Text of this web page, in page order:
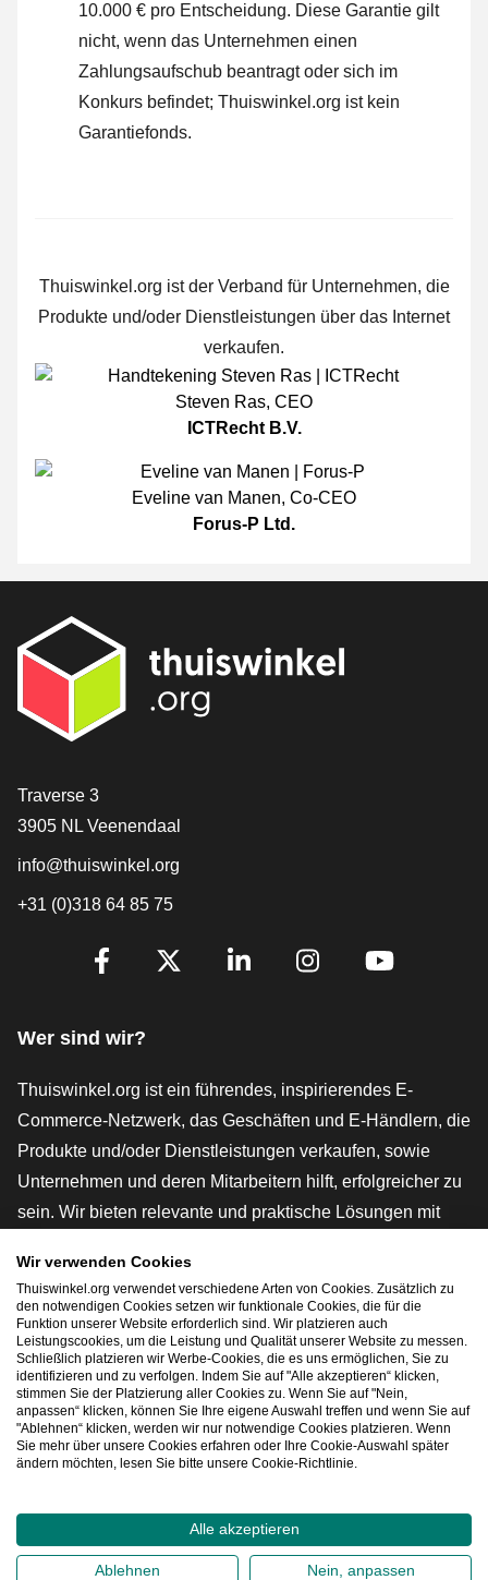
10.000 € pro Entscheidung. Diese Garantie gilt
nicht, wenn das Unternehmen einen
Zahlungsaufschub beantragt oder sich im
Konkurs befindet; Thuiswinkel.org ist kein
Garantiefonds.
Thuiswinkel.org ist der Verband für Unternehmen, die
Produkte und/oder Dienstleistungen über das Internet
verkaufen.
Steven Ras, CEO
ICTRecht B.V.
Eveline van Manen, Co-CEO
Forus-P Ltd.
[_General:Contact]
Traverse 3
3905 NL Veenendaal
info@thuiswinkel.org
+31 (0)318 64 85 75
[_General:SocialMediaTitle]
Wer sind wir?
Thuiswinkel.org ist ein führendes, inspirierendes E-
Commerce-Netzwerk, das Geschäften und E-Händlern, die
Produkte und/oder Dienstleistungen verkaufen, sowie
Unternehmen und deren Mitarbeitern hilft, erfolgreicher zu
sein. Wir bieten relevante und praktische Lösungen mit
rechtlichen Instrumenten und Beratung,
Interessenvertretung, Marktforschung und verfügen über
eine eigene Bildungsplattform, die Thuiswinkel e-
Academy.
Schnelles Navigieren
2026©Thuiswinkel.org
Wir verwenden Cookies
Thuiswinkel.org verwendet verschiedene Arten von Cookies. Zusätzlich zu
den notwendigen Cookies setzen wir funktionale Cookies, die für die
Funktion unserer Website erforderlich sind. Wir platzieren auch
Leistungscookies, um die Leistung und Qualität unserer Website zu messen.
Schließlich platzieren wir Werbe-Cookies, die es uns ermöglichen, Sie zu
identifizieren und zu verfolgen. Indem Sie auf "Alle akzeptieren“ klicken,
stimmen Sie der Platzierung aller Cookies zu. Wenn Sie auf "Nein,
anpassen“ klicken, können Sie Ihre eigene Auswahl treffen und wenn Sie auf
"Ablehnen“ klicken, werden wir nur notwendige Cookies platzieren. Wenn
Sie mehr über unsere Cookies erfahren oder Ihre Cookie-Auswahl später
ändern möchten, lesen Sie bitte unsere Cookie-Richtlinie.
Alle akzeptieren
Ablehnen Nein, anpassen